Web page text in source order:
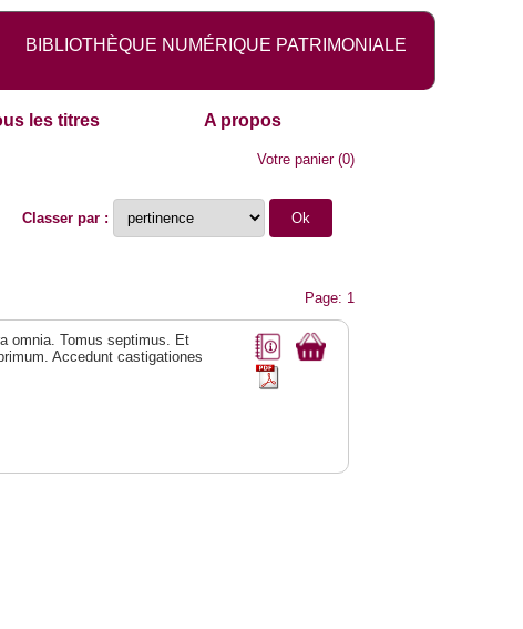
BIBLIOTHÈQUE NUMÉRIQUE PATRIMONIALE
les titres A propos
Votre panier(0)
Classer par :
Page: 1
omnia. Tomus septimus. Et
Accedunt castigationes